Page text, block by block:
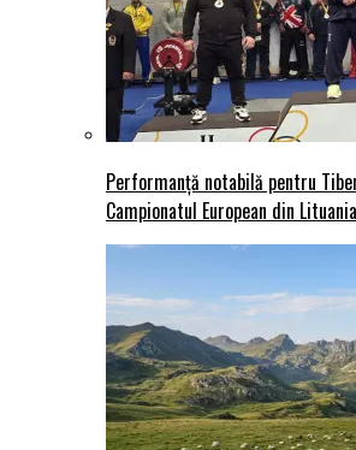
Performanță notabilă pentru
Campionatul European din Lituania